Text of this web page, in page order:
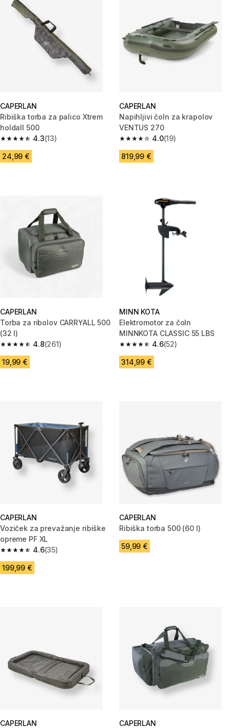
CAPERLAN
Ribiška torba za palico Xtrem
holdall 500
4.3
4.3 od 5 zvezdic from 13 ocene
(13)
24,99 €
CAPERLAN
Napihljivi čoln za krapolov
VENTUS 270
4.0
4.0 od 5 zvezdic from 19 ocene
(19)
819,99 €
CAPERLAN
Torba za ribolov CARRYALL 500
(32 l)
4.8
4.8 od 5 zvezdic from 261 ocene
(261)
19,99 €
MINN KOTA
Elektromotor za čoln
MINNKOTA CLASSIC 55 LBS
4.6
4.6 od 5 zvezdic from 52 ocene
(52)
314,99 €
CAPERLAN
Voziček za prevažanje ribiške
opreme PF XL
4.6
4.6 od 5 zvezdic from 35 ocene
(35)
199,99 €
CAPERLAN
Ribiška torba 500 (60 l)
59,99 €
CAPERLAN
CAPERLAN